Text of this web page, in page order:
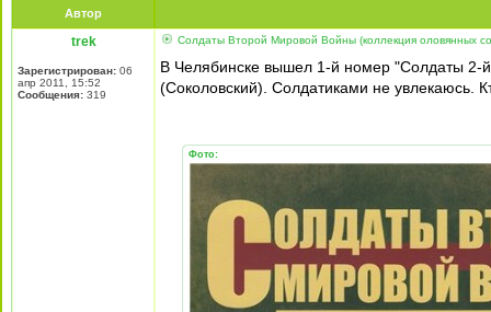
Автор
trek
Зарегистрирован: 06
апр 2011, 15:52
Сообщения: 319
Солдаты Второй Мировой Войны (коллекция оловянных
В Челябинске вышел 1-й номер "Солдаты 2-
(Соколовский). Солдатиками не увлекаюсь.
Фото: